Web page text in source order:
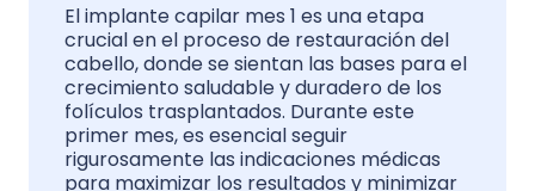
El implante capilar mes 1 es una etapa
crucial en el proceso de restauración del
cabello, donde se sientan las bases para el
crecimiento saludable y duradero de los
folículos trasplantados. Durante este
primer mes, es esencial seguir
rigurosamente las indicaciones médicas
para maximizar los resultados y minimizar